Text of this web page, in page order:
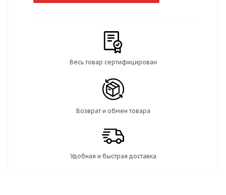
Весь товар сертифицирован
Возврат и обмен товара
Удобная и быстрая доставка